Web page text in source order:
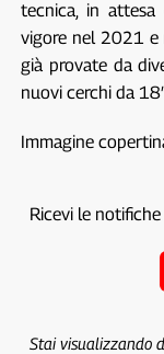
tecnica, in
vigore nel 2021 e
già provate da
nuovi cerchi da
Immagine
Ricevi le notifiche
Stai visualizzando